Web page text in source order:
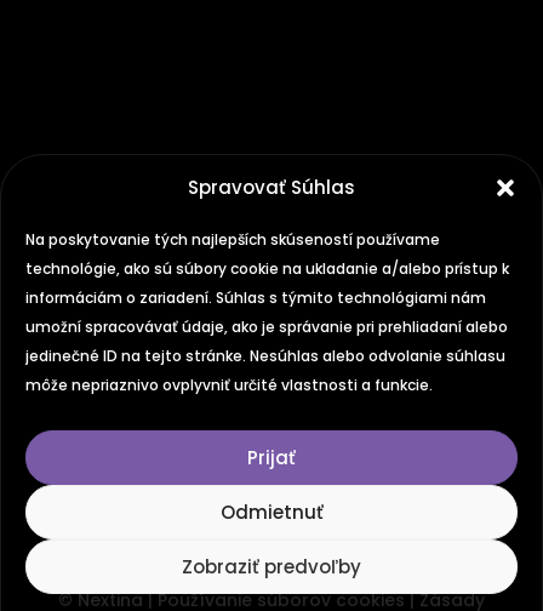
Spravovať Súhlas
Na poskytovanie tých najlepších skúseností používame
technológie, ako sú súbory cookie na ukladanie a/alebo prístup k
informáciám o zariadení. Súhlas s týmito technológiami nám
umožní spracovávať údaje, ako je správanie pri prehliadaní alebo
jedinečné ID na tejto stránke. Nesúhlas alebo odvolanie súhlasu
môže nepriaznivo ovplyvniť určité vlastnosti a funkcie.
Prijať
Odmietnuť
Zobraziť predvoľby
© Nextina |Používanie súborov cookies|Zásady